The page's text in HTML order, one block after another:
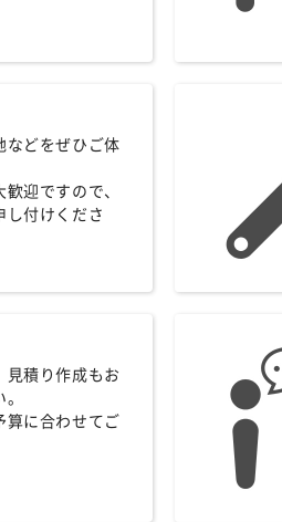
などをぜひご体
迎ですので、
し付けくださ
見積り作成もお
算に合わせてご